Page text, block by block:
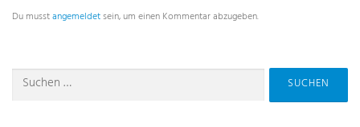
Du musstangemeldetsein, um einen Kommentar abzugeben.